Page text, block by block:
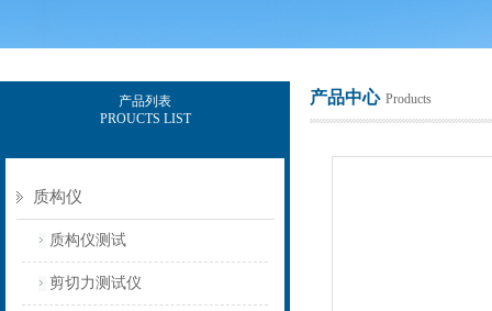
产品列表
PROUCTS LIST
质构仪
质构仪测试
剪切力测试仪
产品中心 Products